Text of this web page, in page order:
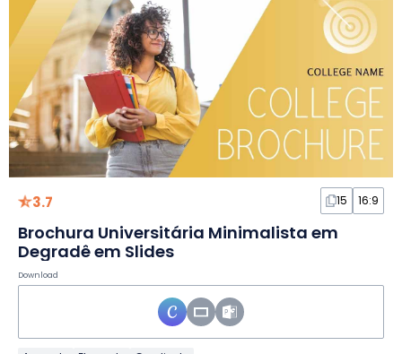
3.7 15 16:9
Brochura Universitária Minimalista em
Degradê em Slides
Download